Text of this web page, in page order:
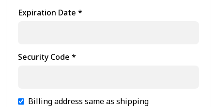
Expiration Date *
Security Code *
Billing address same as shipping